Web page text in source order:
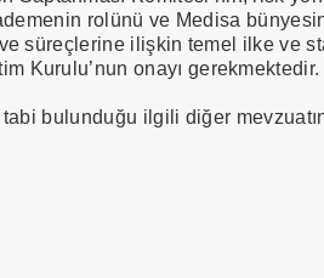
rolünü ve Medisa
süreçlerine ilişkin temel ilke ve
Kurulu’nun onayı gerekmektedir.
bulunduğu ilgili diğer